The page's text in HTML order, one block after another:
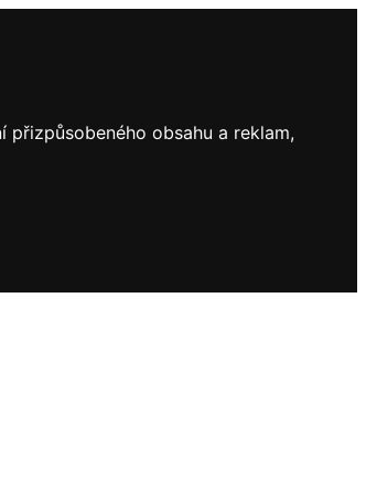
obsahu a reklam,